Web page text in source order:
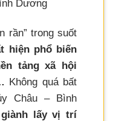
Dương
rần” trong suốt
hiện phổ biến
tảng xã hội
Không quá bất
Châu – Bình
giành lấy vị trí